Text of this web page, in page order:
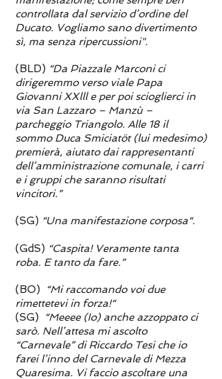
controllata dal servizio d’ordine del
Ducato. Vogliamo sano divertimento
sì, ma senza ripercussioni".
(BLD) “Da Piazzale Marconi ci
dirigeremmo verso viale Papa
Giovanni XXlll e per poi scioglierci in
via San Lazzaro – Manzù –
parcheggio Triangolo. Alle 18 il
sommo Duca Smiciatöt (lui medesimo)
premierà, aiutato dai rappresentanti
dell’amministrazione comunale, i carri
e i gruppi che saranno risultati
vincitori.”
(SG) “Una manifestazione corposa“.
(GdS) “Caspita! Veramente tanta
roba. E tanto da fare.”
(BO)
“Mi raccomando voi due
rimettetevi in forza!“
(SG)
“Meeee (Io) anche azzoppato ci
sarò. Nell’attesa mi ascolto
“Carnevale” di Riccardo Tesi che io
farei l’inno del Carnevale di Mezza
Quaresima. Vi faccio ascoltare una